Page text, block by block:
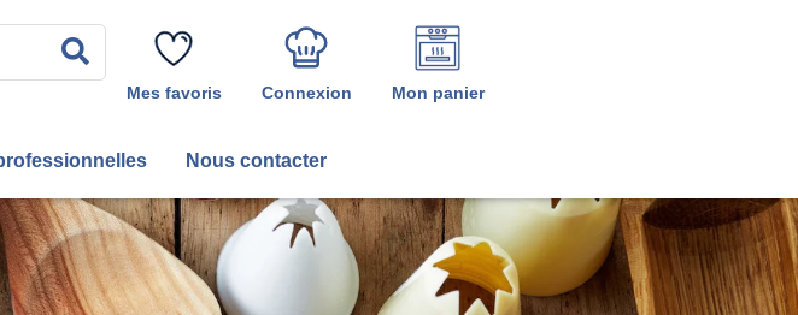
Rechercher
Mes favoris Connexion Mon panier
Nous contacter